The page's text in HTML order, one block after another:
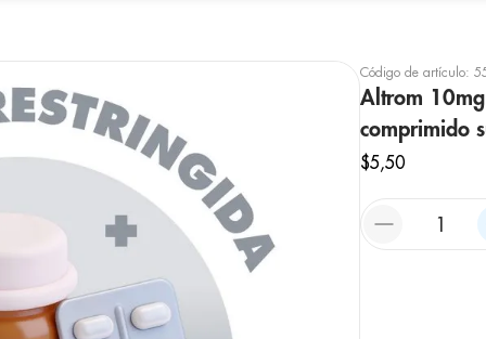
Código de artículo:
Altrom
comprimido
$5,50